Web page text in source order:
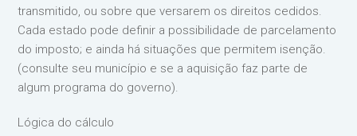
transmitido, ou sobre que versarem os direitos cedidos.
Cada estado pode definir a possibilidade de parcelamento
do imposto; e ainda há situações que permitem isenção.
(consulte seu município e se a aquisição faz parte de
algum programa do governo).
Lógica do cálculo